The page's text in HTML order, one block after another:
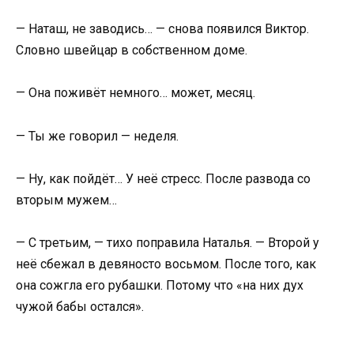
— Наташ, не заводись… — снова появился Виктор.
Словно швейцар в собственном доме.
— Она поживёт немного… может, месяц.
— Ты же говорил — неделя.
— Ну, как пойдёт… У неё стресс. После развода со
вторым мужем…
— С третьим, — тихо поправила Наталья. — Второй у
неё сбежал в девяносто восьмом. После того, как
она сожгла его рубашки. Потому что «на них дух
чужой бабы остался».